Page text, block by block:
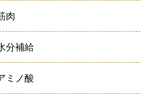
肉
分補給
ミノ酸